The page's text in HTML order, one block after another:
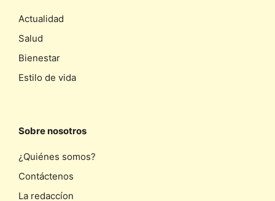
Actualidad
Salud
Bienestar
Estilo de vida
Sobre nosotros
¿Quiénes somos?
Contáctenos
La redaccíon